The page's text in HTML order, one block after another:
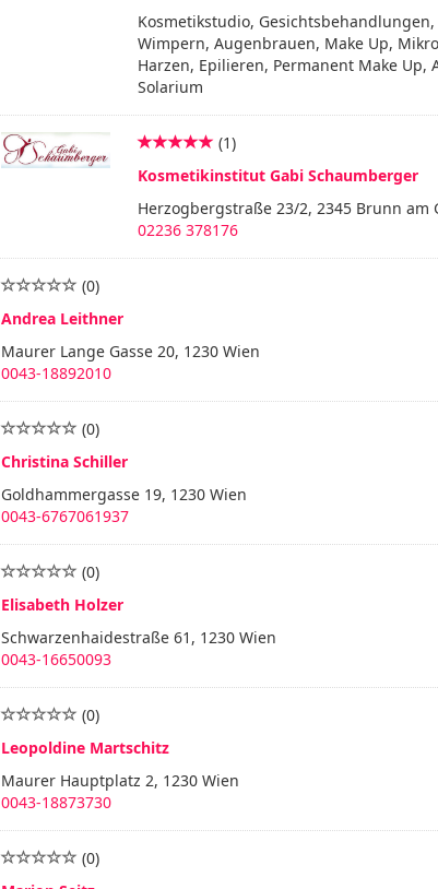
Kosmetikstudio,
Wimpern, Augenbrauen, Make Up,
Harzen, Epilieren, Permanent Make Up,
Solarium
(1)
Kosmetikinstitut Gabi Schaumberger
Herzogbergstraße 23/2, 2345 Brunn am
02236 378176
(0)
Andrea Leithner
Maurer Lange Gasse 20, 1230 Wien
0043-18892010
(0)
Christina Schiller
Goldhammergasse 19, 1230 Wien
0043-6767061937
(0)
Elisabeth Holzer
Schwarzenhaidestraße 61, 1230 Wien
0043-16650093
(0)
Leopoldine Martschitz
Maurer Hauptplatz 2, 1230 Wien
0043-18873730
(0)